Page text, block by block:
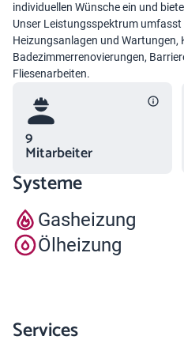
individuellen Wünsche ein und
Unser Leistungsspektrum umfasst
Heizungsanlagen und
Badezimmerrenovierungen,
Fliesenarbeiten.
9
Mitarbeiter
Systeme
Gasheizung
Ölheizung
Services